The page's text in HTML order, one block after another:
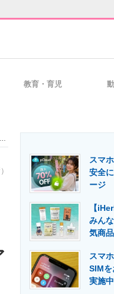
ーダーのコミュニティ
のIT導入・活用を支援
ギーの専門メディア
教育・育児
スマ
安全
ージ
【
みん
気商品
スマ
SIM
実施中